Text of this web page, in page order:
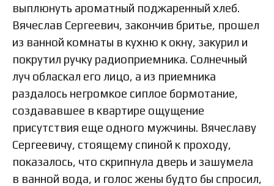
выплюнуть ароматный поджаренный хлеб.
Вячеслав Сергеевич, закончив бритье, прошел
из ванной комнаты в кухню к окну, закурил и
покрутил ручку радиоприемника. Солнечный
луч обласкал его лицо, а из приемника
раздалось негромкое сиплое бормотание,
создававшее в квартире ощущение
присутствия еще одного мужчины. Вячеславу
Сергеевичу, стоящему спиной к проходу,
показалось, что скрипнула дверь и зашумела
в ванной вода, и голос жены будто бы спросил,